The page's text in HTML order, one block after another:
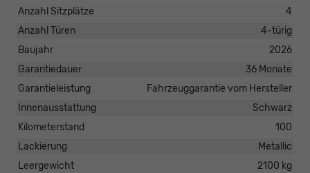
Anzahl Sitzplätze
4
Anzahl Türen
4-türig
Baujahr
2026
Garantiedauer
36 Monate
Garantieleistung
Fahrzeuggarantie vom Hersteller
Innenausstattung
Schwarz
Kilometerstand
100
Lackierung
Metallic
Leergewicht
2100 kg